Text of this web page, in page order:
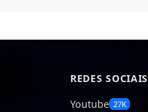
REDES SOCIAIS
Youtube 27K